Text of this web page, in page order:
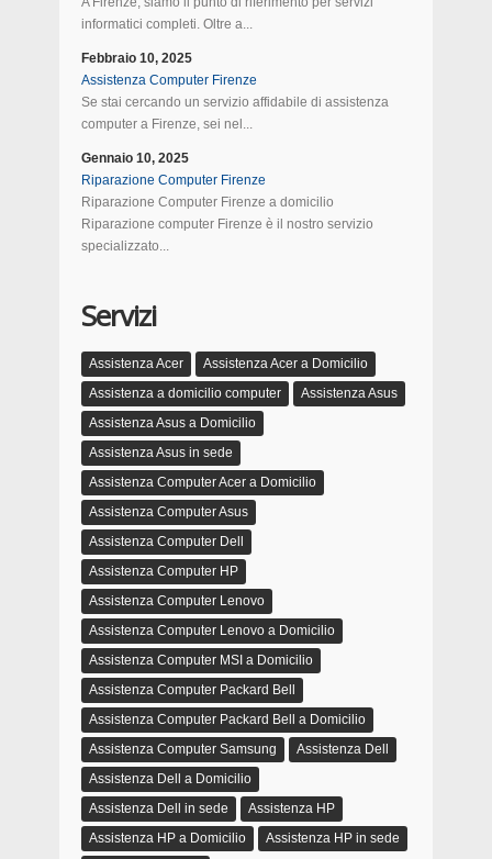
informatici completi. Oltre a...
Febbraio 10, 2025
Assistenza Computer Firenze
Se stai cercando un servizio affidabile di assistenza
computer a Firenze, sei nel...
Gennaio 10, 2025
Riparazione Computer Firenze
Riparazione Computer Firenze a domicilio
Riparazione computer Firenze è il nostro servizio
specializzato...
Servizi
Assistenza Acer
Assistenza Acer a Domicilio
Assistenza a domicilio computer
Assistenza Asus
Assistenza Asus a Domicilio
Assistenza Asus in sede
Assistenza Computer Acer a Domicilio
Assistenza Computer Asus
Assistenza Computer Dell
Assistenza Computer HP
Assistenza Computer Lenovo
Assistenza Computer Lenovo a Domicilio
Assistenza Computer MSI a Domicilio
Assistenza Computer Packard Bell
Assistenza Computer Packard Bell a Domicilio
Assistenza Computer Samsung
Assistenza Dell
Assistenza Dell a Domicilio
Assistenza Dell in sede
Assistenza HP
Assistenza HP a Domicilio
Assistenza HP in sede